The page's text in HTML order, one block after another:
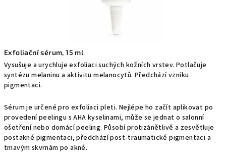
Exfoliační sérum, 15 ml
Vysušuje a urychluje exfoliaci suchých kožních vrstev. Potlačuje
syntézu melaninu a aktivitu melanocytů. Předchází vzniku
pigmentaci.
Sérum je určené pro exfoliaci pleti. Nejlépe ho začít aplikovat po
provedení peelingu s AHA kyselinami, může se jednat o salonní
ošetření nebo domácí peeling. Působí protizánětlivě a zesvětluje
postakné pigmentaci, předchází post-traumatické pigmentaci a
tmavým skvrnám po akné.